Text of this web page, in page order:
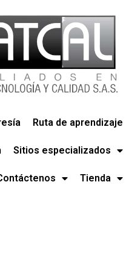
Ruta de aprendizaje
Sitios especializados
Tienda